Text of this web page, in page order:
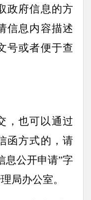
政府信息的方
信息内容描述
号或者便于查
，也可以通过
函方式的，请
息公开申请”字
局办公室。